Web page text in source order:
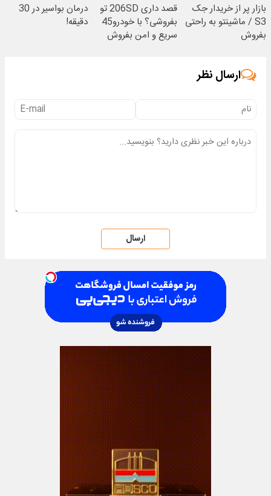
بازار پر از خریدار جک
S3 / ماشینتو به راحتی
بفروش
قصد داری 206SD تو
بفروشی؟ با خودرو45
سریع و امن بفروش
درمان بواسیر در 30
دقیقه!
ارسال نظر
ارسال